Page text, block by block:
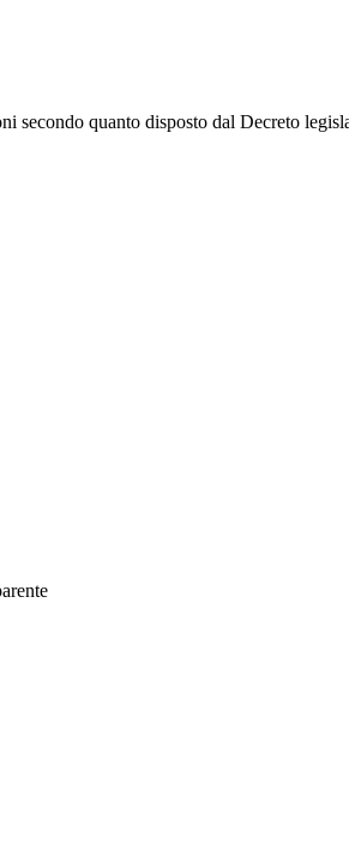
secondo quanto disposto dal Decreto